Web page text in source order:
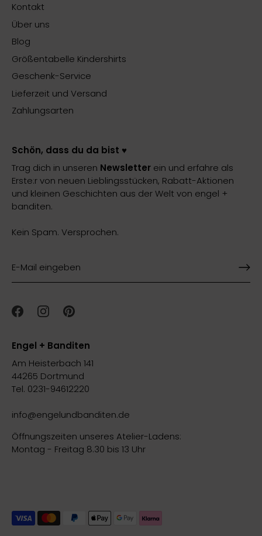
Kontakt
Über uns
Blog
Größentabelle Kindershirts
Geschenk-Service
Lieferzeit und Versand
Zahlungsarten
Schön, dass du da bist ♥️
Trag dich in unseren Newsletter ein und erfahre als
Erste:r von neuen Lieblingsstücken, Rabatt-Aktionen
und kleinen Geschichten aus der Welt von engel +
banditen.
Kein Spam. Versprochen.
Engel + Banditen
Am Heisterbach 141
44265 Dortmund
Tel. 0231-94612220
info@engelundbanditen.de
Öffnungszeiten unseres Atelier-Ladens:
Montag - Freitag 8.30 bis 13 Uhr